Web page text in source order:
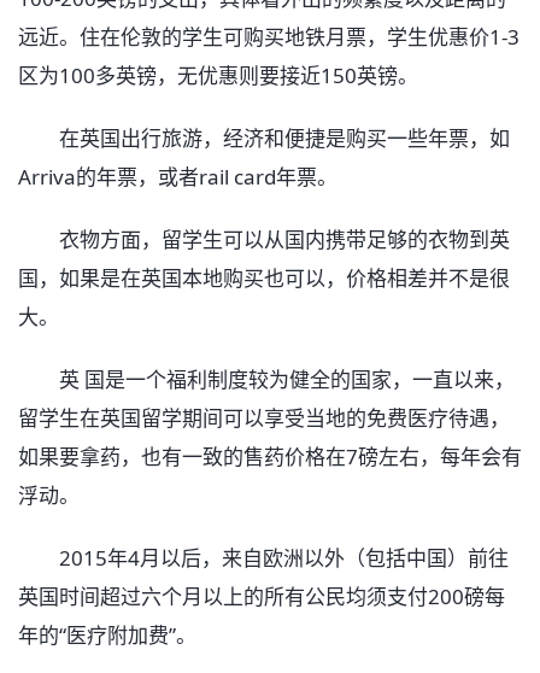
远近。住在伦敦的学生可购买地铁月票，学生优惠价1-3
区为100多英镑，无优惠则要接近150英镑。
在英国出行旅游，经济和便捷是购买一些年票，如
Arriva的年票，或者rail card年票。
衣物方面，留学生可以从国内携带足够的衣物到英
国，如果是在英国本地购买也可以，价格相差并不是很
大。
英 国是一个福利制度较为健全的国家，一直以来，
留学生在英国留学期间可以享受当地的免费医疗待遇，
如果要拿药，也有一致的售药价格在7磅左右，每年会有
浮动。
2015年4月以后，来自欧洲以外（包括中国）前往
英国时间超过六个月以上的所有公民均须支付200磅每
年的“医疗附加费”。